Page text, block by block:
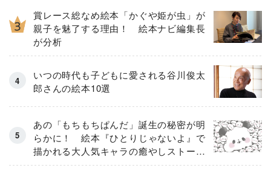
賞レース総なめ絵本「かぐや姫が虫」が
親子を魅了する理由！ 絵本ナビ編集長
が分析
いつの時代も子どもに愛される谷川俊太
郎さんの絵本10選
あの「もちもちぱんだ」誕生の秘密が明
らかに！ 絵本『ひとりじゃないよ』で
描かれる大人気キャラの癒やしストーリ
ー